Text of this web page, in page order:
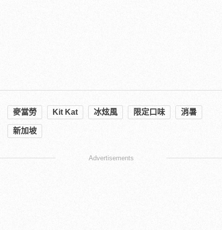
麥當勞 Kit Kat 冰炫風 限定口味 消暑
新加坡
Advertisements